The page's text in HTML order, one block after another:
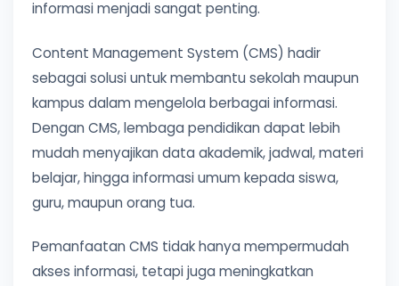
informasi menjadi sangat penting.
Content Management System (CMS) hadir
sebagai solusi untuk membantu sekolah maupun
kampus dalam mengelola berbagai informasi.
Dengan CMS, lembaga pendidikan dapat lebih
mudah menyajikan data akademik, jadwal, materi
belajar, hingga informasi umum kepada siswa,
guru, maupun orang tua.
Pemanfaatan CMS tidak hanya mempermudah
akses informasi, tetapi juga meningkatkan